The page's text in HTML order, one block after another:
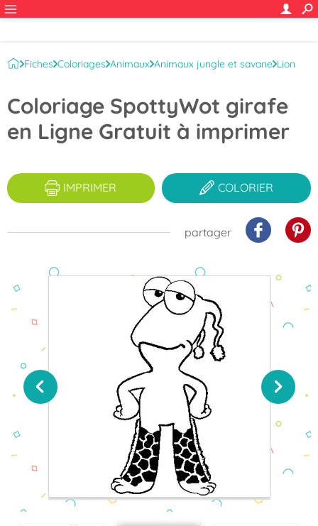
Fiches Coloriages Animaux Animaux jungle et savane Lion
Coloriage SpottyWot girafe
en Ligne Gratuit à imprimer
IMPRIMER COLORIER
partager